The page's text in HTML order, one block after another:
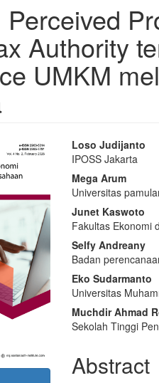
Perceived
Authority
UMKM
Main
Article
Content
Loso Judijanto
IPOSS Jakarta
Mega Arum
Universitas
Junet Kaswoto
Fakultas Ekonomi
Selfy Andreany
Badan
Eko Sudarmanto
Universitas
Muchdir Ahmad
Sekolah Tinggi
Abstract